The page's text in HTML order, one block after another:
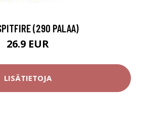
(290 PALAA)
26.9 EUR
LISÄTIETOJA